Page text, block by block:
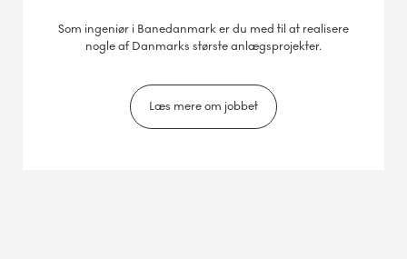
Som ingeniør i Banedanmark er du med til at realisere
nogle af Danmarks største anlægsprojekter.
Læs mere om jobbet